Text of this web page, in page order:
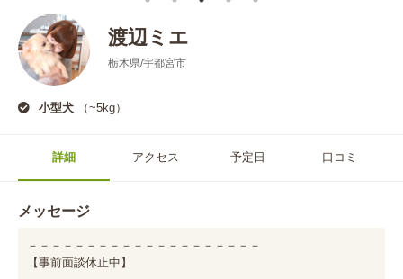
渡辺ミエ
栃木県/宇都宮市
小型犬 （~5kg）
詳細 アクセス 予定日 口コミ
メッセージ
－－－－－－－－－－－－－－－－－－－－
【事前面談休止中】